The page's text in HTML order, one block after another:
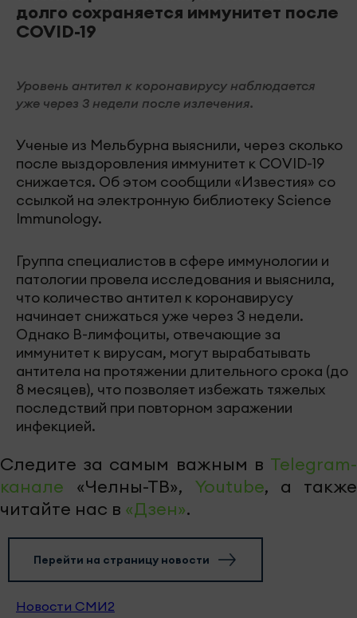
долго сохраняется иммунитет после
COVID-19
Уровень антител к коронавирусу наблюдается
уже через 3 недели после излечения.
Ученые из Мельбурна выяснили, через сколько
после выздоровления иммунитет к COVID-19
снижается. Об этом сообщили «Известия» со
ссылкой на электронную библиотеку Science
Immunology.
Группа специалистов в сфере иммунологии и
патологии провела исследования и выяснила,
что количество антител к коронавирусу
начинает снижаться уже через 3 недели.
Однако B-лимфоциты, отвечающие за
иммунитет к вирусам, могут вырабатывать
антитела на протяжении длительного срока (до
8 месяцев), что позволяет избежать тяжелых
последствий при повторном заражении
инфекцией.
Следите за самым важным в Telegram-
канале «Челны-ТВ», Youtube, а также
читайте нас в «Дзен».
Перейти на страницу новости
Новости СМИ2